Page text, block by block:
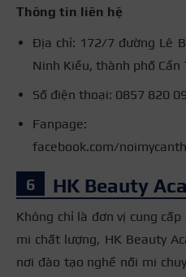
Thông tin liên hệ
Địa chỉ: 172/7 đường Lê
Ninh Kiều, thành phố Cần
Số điện thoại: 0857 820
Fanpage:
facebook.com/
HK Beauty
Không chỉ là đơn vị cung
mi chất lượng, HK Beauty
nơi đào tạo nghề nối mi